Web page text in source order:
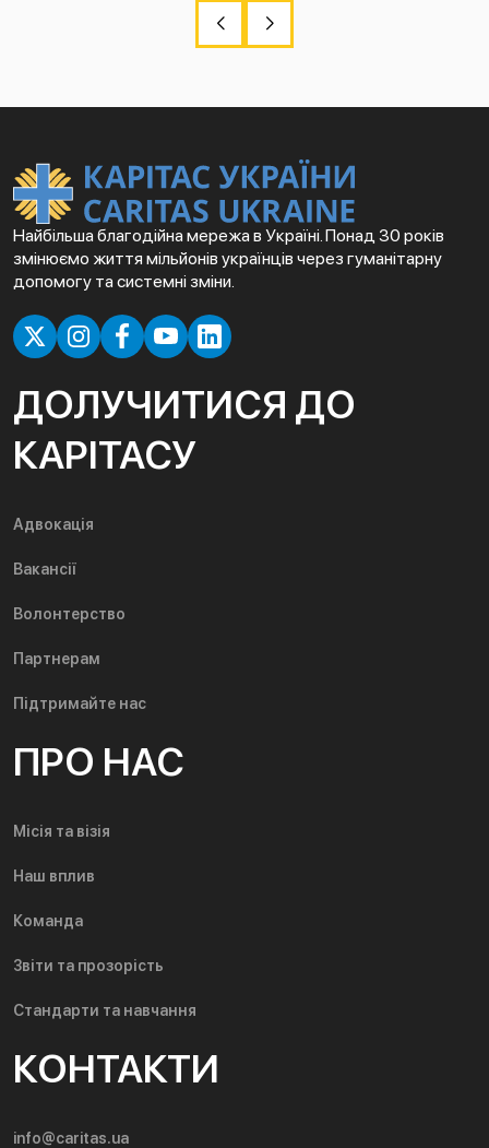
Найбільша благодійна мережа в Україні. Понад 30 років
змінюємо життя мільйонів українців через гуманітарну
допомогу та системні зміни.
ДОЛУЧИТИСЯ ДО
КАРІТАСУ
Адвокація
Вакансії
Волонтерство
Партнерам
Підтримайте нас
ПРО НАС
Місія та візія
Наш вплив
Команда
Звіти та прозорість
Стандарти та навчання
КОНТАКТИ
info@caritas.ua